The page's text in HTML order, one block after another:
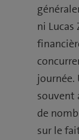
ni Lucas
journée.
souvent
de
sur le